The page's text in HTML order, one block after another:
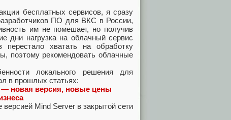
бесплатных сервисов, я сразу
ПО для ВКС в России,
им не помешает, но получив
дни нагрузка на облачный сервис
хватать на обработку
поэтому рекомендовать облачные
локального решения для
в прошлых статьях:
— новая версия, новые цены
Mind Server в закрытой сети